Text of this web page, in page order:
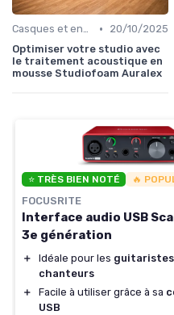
Casques et enceintes de monitoring •
20/10/2025
Optimiser votre studio avec
le traitement acoustique en
mousse Studiofoam Auralex
⭐ TRÈS BIEN NOTÉ 🔥
FOCUSRITE
Interface audio USB
3e génération
＋ Idéale pour les guitaristes
chanteurs
＋
Facile à utiliser grâce à sa
USB